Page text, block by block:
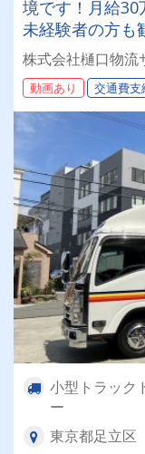
境です！月給
未経験者の方も
株式会社樋口物流
動画あり 交通費支
小型トラック
ー
東京都足立区